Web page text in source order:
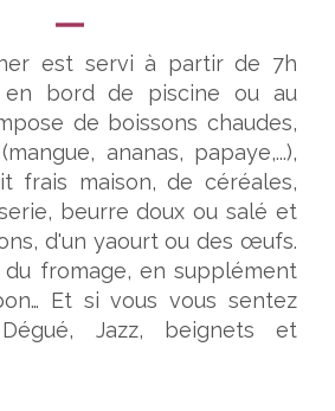
est servi à partir de 7h
en bord de piscine ou au
de boissons chaudes,
ananas, papaye,...),
frais maison, de céréales,
beurre doux ou salé et
d'un yaourt ou des œufs.
du fromage, en supplément
Et si vous vous sentez
Jazz, beignets et